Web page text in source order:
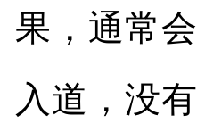
果，通常
入道，没